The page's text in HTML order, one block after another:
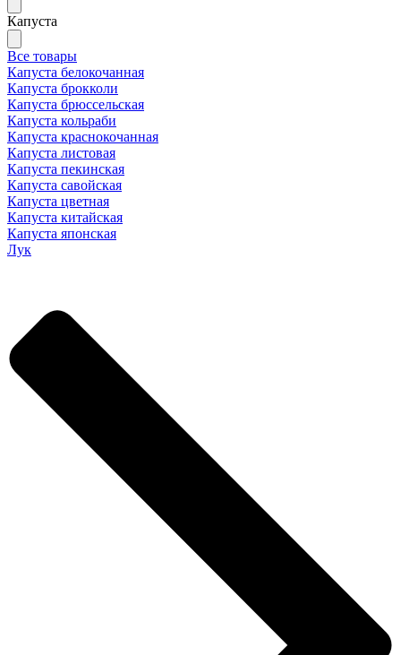
Капуста
Все товары
Капуста белокочанная
Капуста брокколи
Капуста брюссельская
Капуста кольраби
Капуста краснокочанная
Капуста листовая
Капуста пекинская
Капуста савойская
Капуста цветная
Капуста китайская
Капуста японская
Лук